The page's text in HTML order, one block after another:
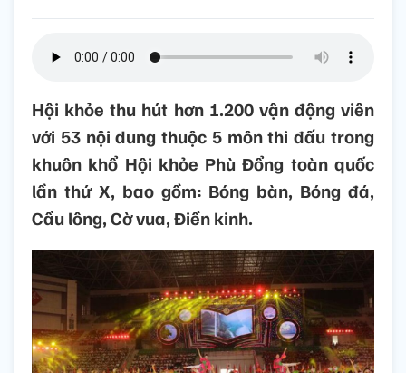
Hội khỏe thu hút hơn 1.200 vận động viên
với 53 nội dung thuộc 5 môn thi đấu trong
khuôn khổ Hội khỏe Phù Đổng toàn quốc
lần thứ X, bao gồm: Bóng bàn, Bóng đá,
Cầu lông, Cờ vua, Điền kinh.